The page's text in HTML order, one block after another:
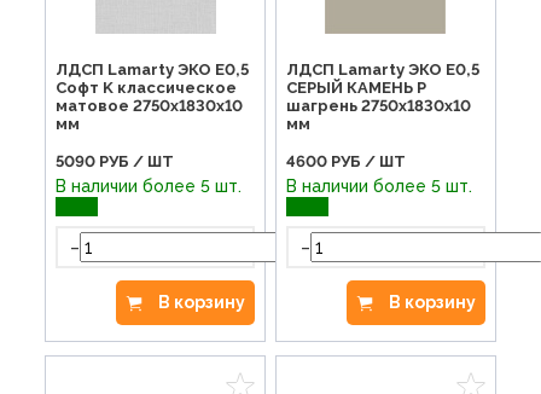
ЛДСП Lamarty ЭКО E0,5
Софт K классическое
матовое 2750х1830х10
мм
5090 РУБ / ШТ
В наличии более 5 шт.
-
В корзину
ЛДСП Lamarty ЭКО E0,5
СЕРЫЙ КАМЕНЬ P
шагрень 2750х1830х10
мм
4600 РУБ / ШТ
В наличии более 5 шт.
-
В корзину